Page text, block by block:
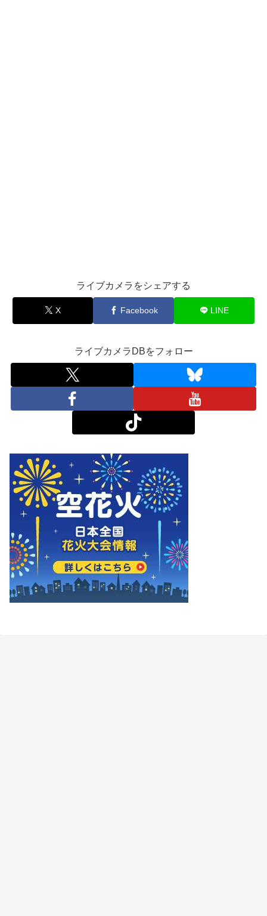
ライブカメラをシェアする
X Facebook LINE
ライブカメラDBをフォロー